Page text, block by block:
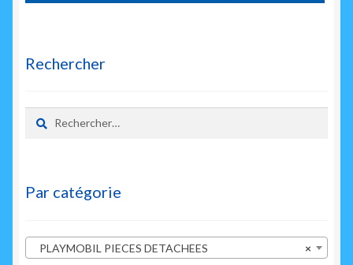
Rechercher
Rechercher :
Par catégorie
×
PLAYMOBIL PIECES DETACHEES